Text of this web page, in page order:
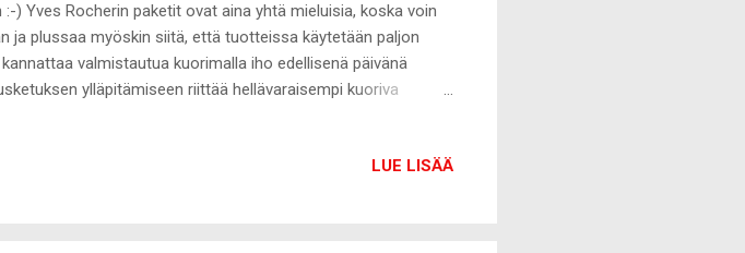
) Yves Rocherin paketit ovat aina yhtä mieluisia, koska voin
ja plussaa myöskin siitä, että tuotteissa käytetään paljon
valmistautua kuorimalla iho edellisenä päivänä
ylläpitämiseen riittää hellävaraisempi kuoriva
joten tuoksuna Moment de Bonheur oli minulle oikein
LUE LISÄÄ